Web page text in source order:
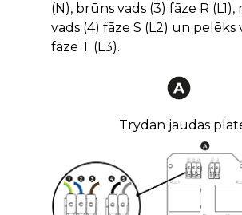
(N), brūns vads (3) fāze R (L1),
vads (4) fāze S (L2) un pelēks
fāze T (L3).
Trydan jaudas